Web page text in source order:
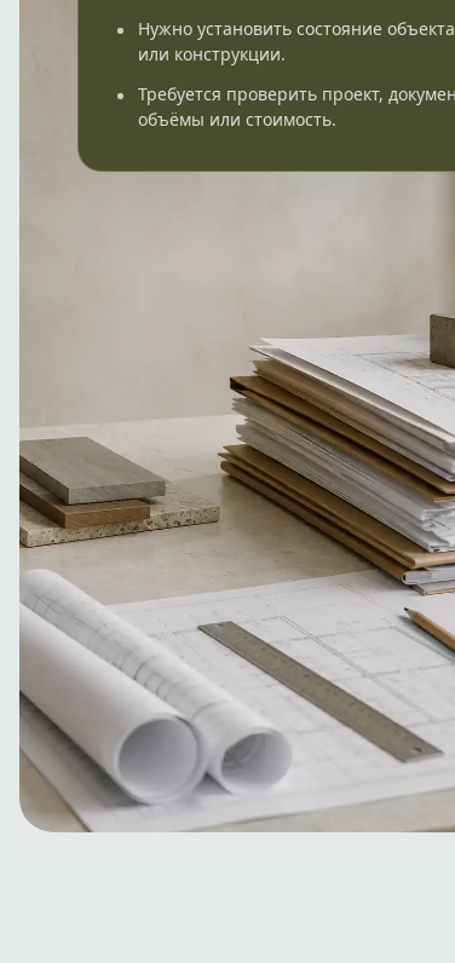
Нужно установить состояние объекта
или конструкции.
Требуется проверить проект,
объёмы или стоимость.